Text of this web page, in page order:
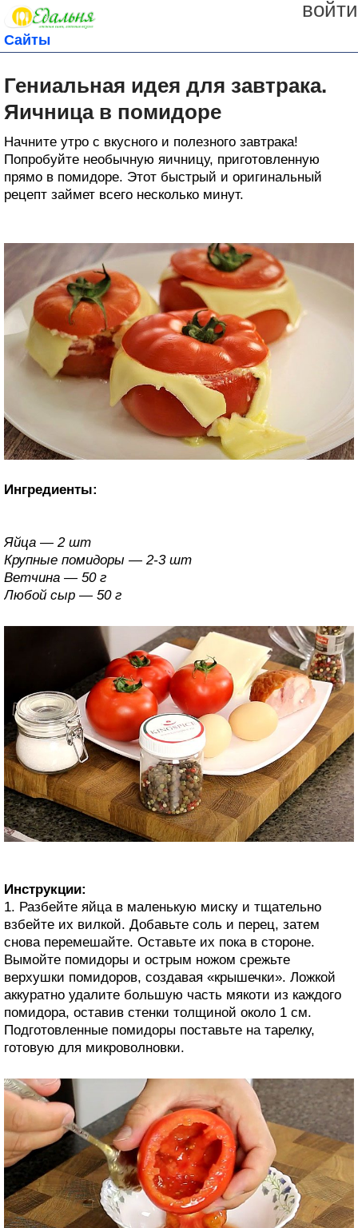
войти
Сайты
Гениальная идея для завтрака.
Яичница в помидоре
Начните утро с вкусного и полезного завтрака!
Попробуйте необычную яичницу, приготовленную
прямо в помидоре. Этот быстрый и оригинальный
рецепт займет всего несколько минут.
Ингредиенты:
Яйца — 2 шт
Крупные помидоры — 2-3 шт
Ветчина — 50 г
Любой сыр — 50 г
Инструкции:
1. Разбейте яйца в маленькую миску и тщательно
взбейте их вилкой. Добавьте соль и перец, затем
снова перемешайте. Оставьте их пока в стороне.
Вымойте помидоры и острым ножом срежьте
верхушки помидоров, создавая «крышечки». Ложкой
аккуратно удалите большую часть мякоти из каждого
помидора, оставив стенки толщиной около 1 см.
Подготовленные помидоры поставьте на тарелку,
готовую для микроволновки.